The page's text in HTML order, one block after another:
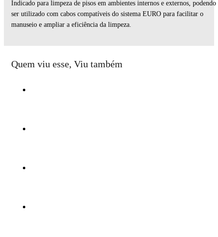
Indicado para limpeza de pisos em ambientes internos e externos, podendo
ser utilizado com cabos compatíveis do sistema EURO para facilitar o
manuseio e ampliar a eficiência da limpeza.
Quem viu esse, Viu também